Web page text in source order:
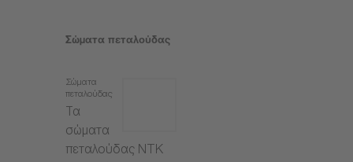
Σώματα πεταλούδας
Σώματα
πεταλούδας
Τα
σώματα
πεταλούδας NTK